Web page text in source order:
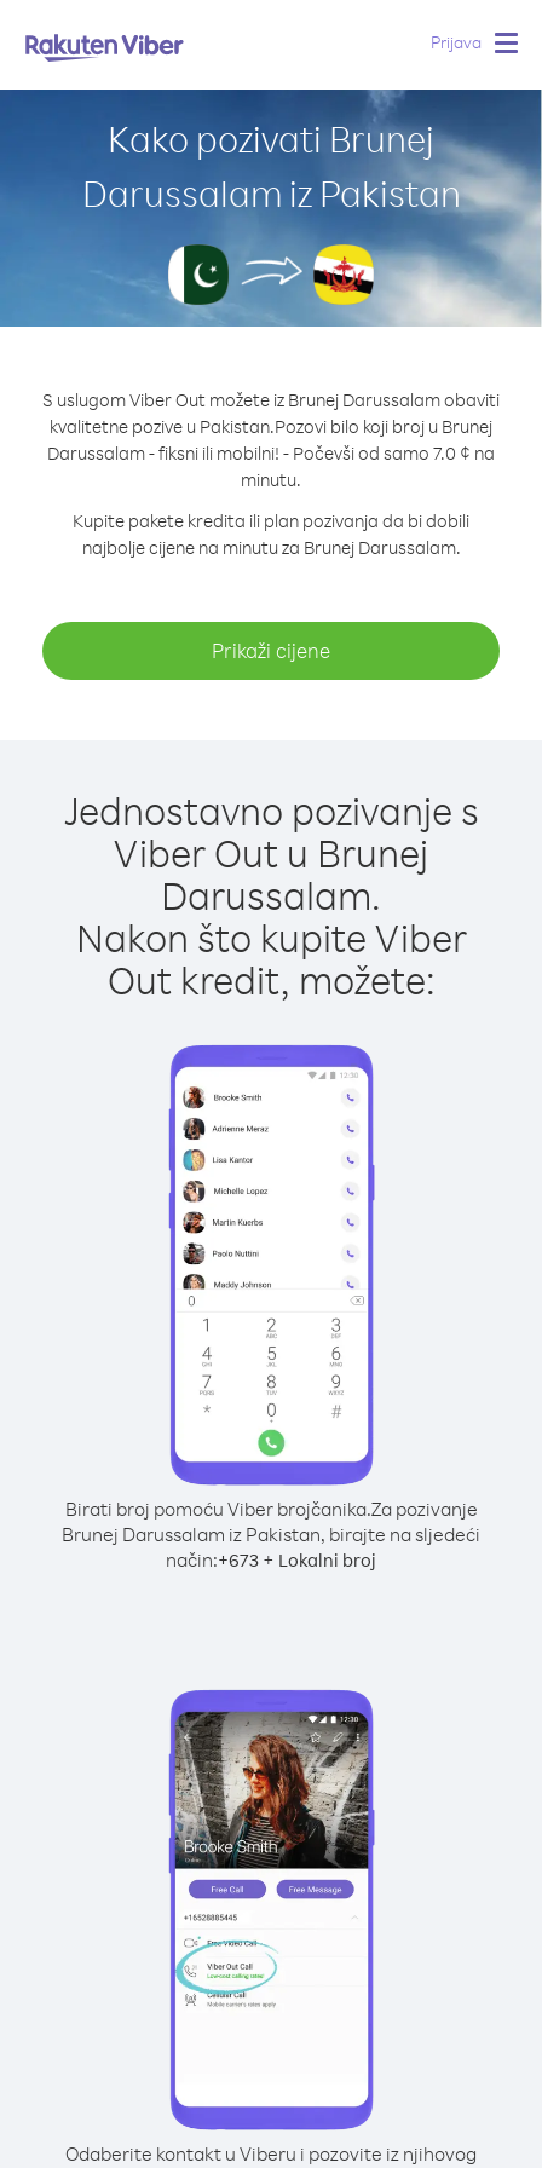
Prijava
Kako pozivati Brunej
Darussalam iz Pakistan
S uslugom Viber Out možete iz Brunej Darussalam obaviti
kvalitetne pozive u Pakistan.Pozovi bilo koji broj u Brunej
Darussalam - fiksni ili mobilni! - Počevši od samo 7.0 ¢ na
minutu.
Kupite pakete kredita ili plan pozivanja da bi dobili
najbolje cijene na minutu za Brunej Darussalam.
Prikaži cijene
Jednostavno pozivanje s
Viber Out u Brunej
Darussalam.
Nakon što kupite Viber
Out kredit, možete:
Birati broj pomoću Viber brojčanika.Za pozivanje
Brunej Darussalam iz Pakistan, birajte na sljedeći
način:+673 + Lokalni broj
Odaberite kontakt u Viberu i pozovite iz njihovog